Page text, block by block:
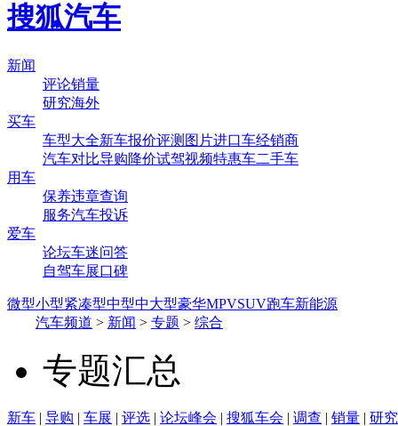
搜狐汽车
新闻
评论销量
研究海外
买车
车型大全新车报价评测 图片进口车经销商
汽车对比导购降价试驾视频特惠车二手车
用车
保养违章查询
服务汽车投诉
爱车
论坛车迷问答
自驾车展口碑
微型小型紧凑型中型中大型豪华MPVSUV跑车新能源
汽车频道 > 新闻 > 专题 > 综合
专题汇总
新车 | 导购 | 车展 | 评选 | 论坛峰会 | 搜狐车会 | 调查 | 销量 | 研究